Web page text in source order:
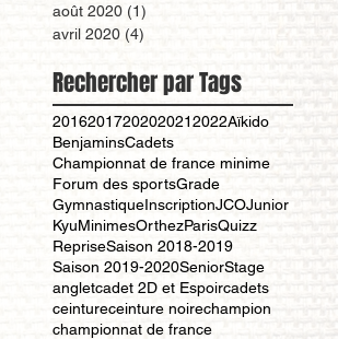
août 2020 (1)
avril 2020 (4)
Rechercher par Tags
20162017202020212022Aïkido
BenjaminsCadets
Championnat de france minime
Forum des sportsGrade
GymnastiqueInscriptionJCOJunior
KyuMinimesOrthezParisQuizz
RepriseSaison 2018-2019
Saison 2019-2020SeniorStage
angletcadet 2D et Espoircadets
ceintureceinture noirechampion
championnat de france